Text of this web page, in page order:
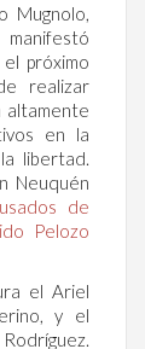
Mugnolo,
próximo
realizar
en la
libertad.
Neuquén
de
Pelozo
el Ariel
y el